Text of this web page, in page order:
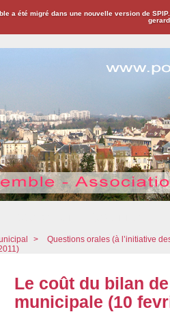
a été migré dans une nouvelle version de
>
Questions orales (à l’initiative
Le coût du bilan
municipale (10